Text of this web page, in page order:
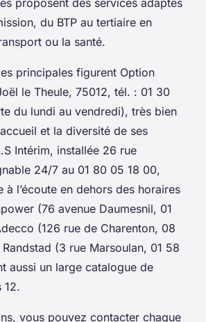
du BTP au tertiaire en
ou la santé.
principales figurent Option
le Theule, 75012, tél. : 01 30
du lundi au vendredi), très bien
et la diversité de ses
Intérim, installée 26 rue
24/7 au 01 80 05 18 00,
à l’écoute en dehors des horaires
(76 avenue Daumesnil, 01
(126 rue de Charenton, 08
(3 rue Marsoulan, 01 58
aussi un large catalogue de
12.
vous pouvez contacter chaque